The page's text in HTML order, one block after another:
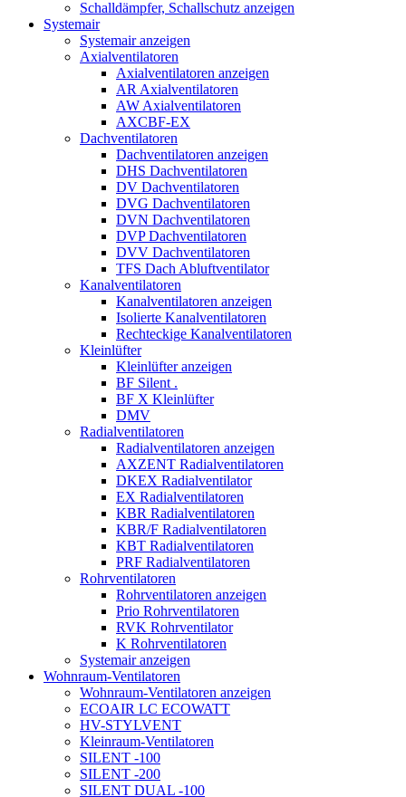
Schalldämpfer, Schallschutz anzeigen
Systemair
Systemair anzeigen
Axialventilatoren
Axialventilatoren anzeigen
AR Axialventilatoren
AW Axialventilatoren
AXCBF-EX
Dachventilatoren
Dachventilatoren anzeigen
DHS Dachventilatoren
DV Dachventilatoren
DVG Dachventilatoren
DVN Dachventilatoren
DVP Dachventilatoren
DVV Dachventilatoren
TFS Dach Abluftventilator
Kanalventilatoren
Kanalventilatoren anzeigen
Isolierte Kanalventilatoren
Rechteckige Kanalventilatoren
Kleinlüfter
Kleinlüfter anzeigen
BF Silent .
BF X Kleinlüfter
DMV
Radialventilatoren
Radialventilatoren anzeigen
AXZENT Radialventilatoren
DKEX Radialventilator
EX Radialventilatoren
KBR Radialventilatoren
KBR/F Radialventilatoren
KBT Radialventilatoren
PRF Radialventilatoren
Rohrventilatoren
Rohrventilatoren anzeigen
Prio Rohrventilatoren
RVK Rohrventilator
K Rohrventilatoren
Systemair anzeigen
Wohnraum-Ventilatoren
Wohnraum-Ventilatoren anzeigen
ECOAIR LC ECOWATT
HV-STYLVENT
Kleinraum-Ventilatoren
SILENT -100
SILENT -200
SILENT DUAL -100